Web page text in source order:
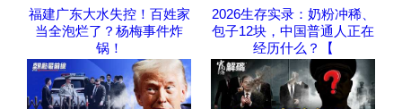
福建广东大水失控！百姓家
当全泡烂了？杨梅事件炸
锅！
2026生存实录：奶粉冲稀、
包子12块，中国普通人正在
经历什么？【